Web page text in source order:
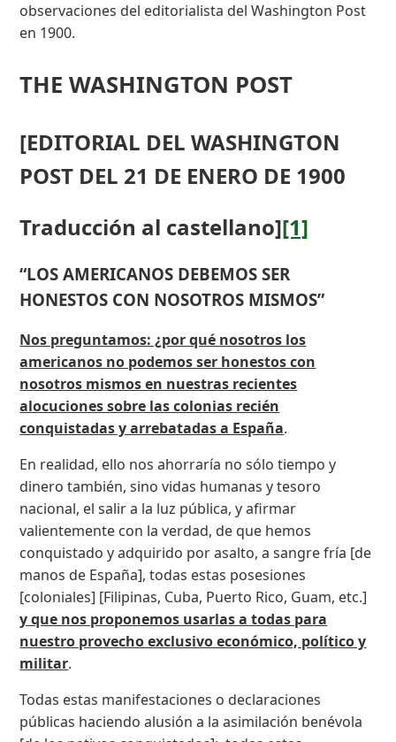
observaciones del editorialista del Washington Post
en 1900.
THE WASHINGTON POST
[EDITORIAL DEL WASHINGTON
POST DEL 21 DE ENERO DE 1900
Traducción al castellano][1]
“LOS AMERICANOS DEBEMOS SER
HONESTOS CON NOSOTROS MISMOS”
Nos preguntamos: ¿por qué nosotros los
americanos no podemos ser honestos con
nosotros mismos en nuestras recientes
alocuciones sobre las colonias recién
conquistadas y arrebatadas a España.
En realidad, ello nos ahorraría no sólo tiempo y
dinero también, sino vidas humanas y tesoro
nacional, el salir a la luz pública, y afirmar
valientemente con la verdad, de que hemos
conquistado y adquirido por asalto, a sangre fría [de
manos de España], todas estas posesiones
[coloniales] [Filipinas, Cuba, Puerto Rico, Guam, etc.]
y que nos proponemos usarlas a todas para
nuestro provecho exclusivo económico, político y
militar.
Todas estas manifestaciones o declaraciones
públicas haciendo alusión a la asimilación benévola